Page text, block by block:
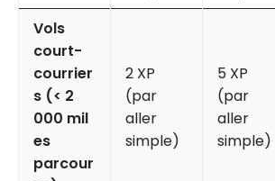
Vols
court-
courrier
s (< 2
000 mil
es
parcour
2 XP
(par
aller
simple)
5 XP
(par
aller
simple)